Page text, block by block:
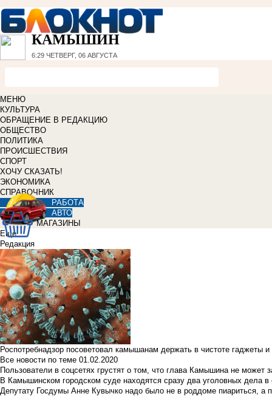
КАМЫШИН
6:29 ЧЕТВЕРГ, 06 АВГУСТА
МЕНЮ
КУЛЬТУРА
ОБРАЩЕНИЕ В РЕДАКЦИЮ
ОБЩЕСТВО
ПОЛИТИКА
ПРОИСШЕСТВИЯ
СПОРТ
ХОЧУ СКАЗАТЬ!
ЭКОНОМИКА
СПРАВОЧНИК
РАБОТА
АВТО
МАГАЗИНЫ
Еще
Редакция
Роспотребнадзор посоветовал камышанам держать в чистоте гаджеты
Все новости по теме 01.02.2020
Пользователи в соцсетях грустят о том, что глава Камышина не может
В Камышинском городском суде находятся сразу два уголовных дела
Депутату Госдумы Анне Кувычко надо было не в роддоме пиариться, а